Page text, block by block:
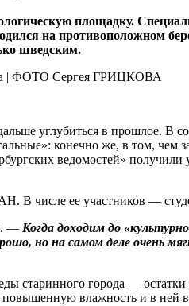
площадку.
на противоположном
шведским.
углубиться в прошлое. В
конечно же, в том, чем
ведомос­тей»
В числе ее участников —
— Когда доходим до
но на самом деле очень
старинного города —
повышенную влажность и в ней